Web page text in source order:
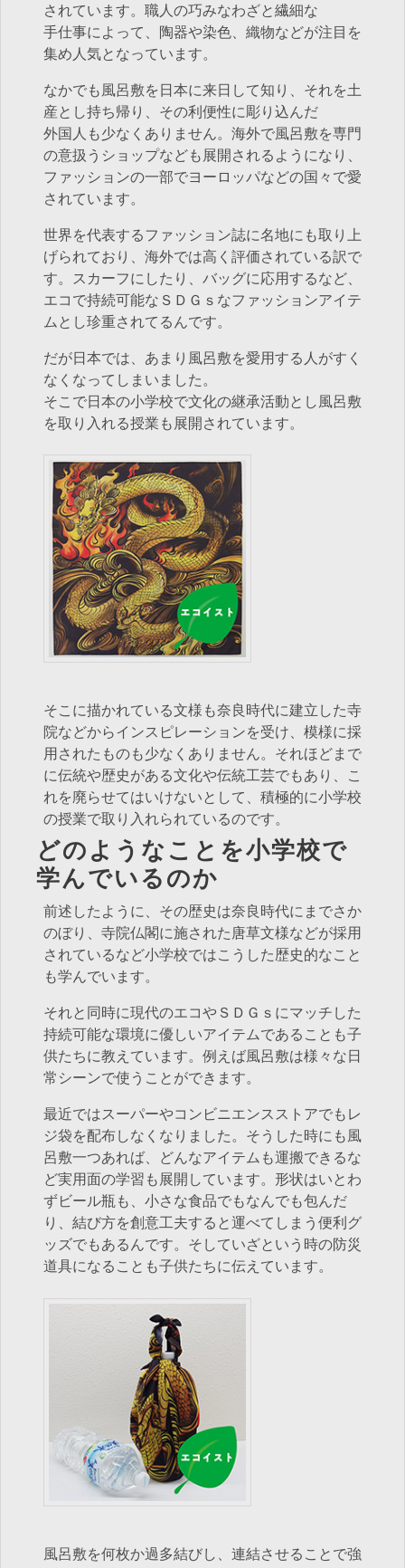
されています。職人の巧みなわざと繊細な
手仕事によって、陶器や染色、織物などが注目を
集め人気となっています。
なかでも風呂敷を日本に来日して知り、それを土
産とし持ち帰り、その利便性に彫り込んだ
外国人も少なくありません。海外で風呂敷を専門
の意扱うショップなども展開されるようになり、
ファッションの一部でヨーロッパなどの国々で愛
されています。
世界を代表するファッション誌に名地にも取り上
げられており、海外では高く評価されている訳で
す。スカーフにしたり、バッグに応用するなど、
エコで持続可能なＳＤＧｓなファッションアイテ
ムとし珍重されてるんです。
だが日本では、あまり風呂敷を愛用する人がすく
なくなってしまいました。
そこで日本の小学校で文化の継承活動とし風呂敷
を取り入れる授業も展開されています。
そこに描かれている文様も奈良時代に建立した寺
院などからインスピレーションを受け、模様に採
用されたものも少なくありません。それほどまで
に伝統や歴史がある文化や伝統工芸でもあり、こ
れを廃らせてはいけないとして、積極的に小学校
の授業で取り入れられているのです。
どのようなことを小学校で
学んでいるのか
前述したように、その歴史は奈良時代にまでさか
のぼり、寺院仏閣に施された唐草文様などが採用
されているなど小学校ではこうした歴史的なこと
も学んでいます。
それと同時に現代のエコやＳＤＧｓにマッチした
持続可能な環境に優しいアイテムであることも子
供たちに教えています。例えば風呂敷は様々な日
常シーンで使うことができます。
最近ではスーパーやコンビニエンスストアでもレ
ジ袋を配布しなくなりました。そうした時にも風
呂敷一つあれば、どんなアイテムも運搬できるな
ど実用面の学習も展開しています。形状はいとわ
ずビール瓶も、小さな食品でもなんでも包んだ
り、結び方を創意工夫すると運べてしまう便利グ
ッズでもあるんです。そしていざという時の防災
道具になることも子供たちに伝えています。
風呂敷を何枚か過多結びし、連結させることで強